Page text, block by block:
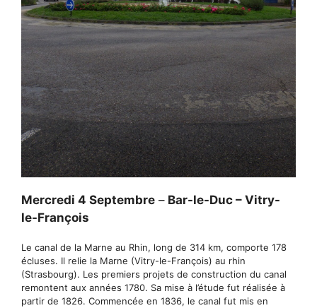
Mercredi 4 Septembre – Bar-le-Duc – Vitry-
le-François
Le canal de la Marne au Rhin, long de 314 km, comporte 178
écluses. Il relie la Marne (Vitry-le-François) au rhin
(Strasbourg). Les premiers projets de construction du canal
remontent aux années 1780. Sa mise à l’étude fut réalisée à
partir de 1826. Commencée en 1836, le canal fut mis en